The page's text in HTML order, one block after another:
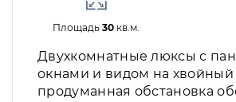
Площадь30 кв.м.
Двухкомнатные люксы с
окнами и видом на хвойный
продуманная обстановка